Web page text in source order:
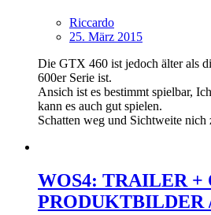
Riccardo
25. März 2015
Die GTX 460 ist jedoch älter als
600er Serie ist.
Ansich ist es bestimmt spielbar,
kann es auch gut spielen.
Schatten weg und Sichtweite nich
WOS4: TRAILER